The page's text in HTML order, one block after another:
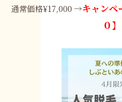
通常価格¥17,000 →キャンペ
０】